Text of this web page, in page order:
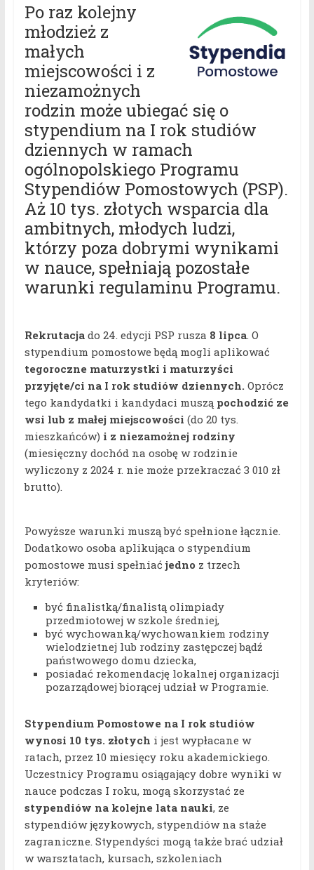
Po raz kolejny
młodzież z
małych
miejscowości i z
niezamożnych
rodzin może ubiegać się o
stypendium na I rok studiów
dziennych w ramach
ogólnopolskiego Programu
Stypendiów Pomostowych (PSP).
Aż 10 tys. złotych wsparcia dla
ambitnych, młodych ludzi,
którzy poza dobrymi wynikami
w nauce, spełniają pozostałe
warunki regulaminu Programu.
Rekrutacjado 24. edycji PSP rusza 8 lipca. O
stypendium pomostowe będą mogli aplikować
tegoroczne maturzystki i maturzyści
przyjęte/ci na I rok studiów dziennych. Oprócz
tego kandydatki i kandydaci muszą pochodzić ze
wsi lub z małej miejscowości (do 20 tys.
mieszkańców) i z niezamożnej rodziny
(miesięczny dochód na osobę w rodzinie
wyliczony z 2024 r. nie może przekraczać 3 010 zł
brutto).
Powyższe warunki muszą być spełnione łącznie.
Dodatkowo osoba aplikująca o stypendium
pomostowe musi spełniać jedno z trzech
kryteriów:
być finalistką/finalistą olimpiady
przedmiotowej w szkole średniej,
być wychowanką/wychowankiem rodziny
wielodzietnej lub rodziny zastępczej bądź
państwowego domu dziecka,
posiadać rekomendację lokalnej organizacji
pozarządowej biorącej udział w Programie.
Stypendium Pomostowe na I rok studiów
wynosi 10 tys. złotych i jest wypłacane w
ratach, przez 10 miesięcy roku akademickiego.
Uczestnicy Programu osiągający dobre wyniki w
nauce podczas I roku, mogą skorzystać ze
stypendiów na kolejne lata nauki, ze
stypendiów językowych, stypendiów na staże
zagraniczne. Stypendyści mogą także brać udział
w warsztatach, kursach, szkoleniach